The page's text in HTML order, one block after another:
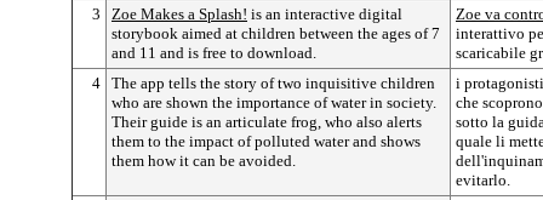
3
Zoe Makes a Splash! is an interactive digital
storybook aimed at children between the ages of 7
and 11 and is free to download.
Zoe va
interattivo
scaricabile
4 The app tells the story of two inquisitive children
who are shown the importance of water in society.
Their guide is an articulate frog, who also alerts
them to the impact of polluted water and shows
them how it can be avoided.
i
che
sotto la
quale li
evitarlo.